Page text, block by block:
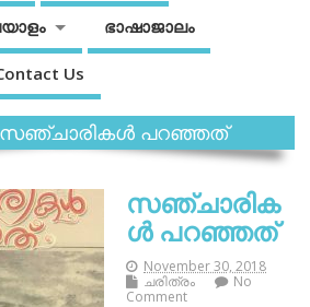
ഭാഷാജാലം
Us
സഞ്ചാരികൾ പറഞ്ഞത്
സഞ്ചാരിക
ൾ പറഞ്ഞത്
November 30, 2018
ചരിത്രം
No
Comment